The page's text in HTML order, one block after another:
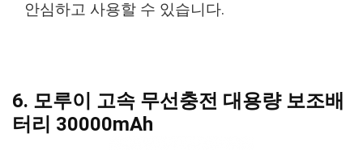
안심하고 사용할 수 있습니다.
6. 모루이 고속 무선충전 대용량 보조배
터리 30000mAh